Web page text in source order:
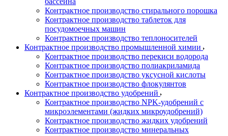
Контрактное производство стирального порошка
Контрактное производство таблеток для
посудомоечных машин
Контрактное производство теплоносителей
Контрактное производство промышленной химии
Контрактное производство перекиси водорода
Контрактное производство полиакриламида
Контрактное производство уксусной кислоты
Контрактное производство флокулянтов
Контрактное производство удобрений
Контрактное производство NPK-удобрений с
микроэлементами (жидких микроудобрений)
Контрактное производство жидких удобрений
Контрактное производство минеральных